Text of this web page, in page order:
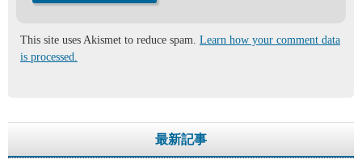
This site uses Akismet to reduce spam. Learn how your comment data
is processed.
最新記事